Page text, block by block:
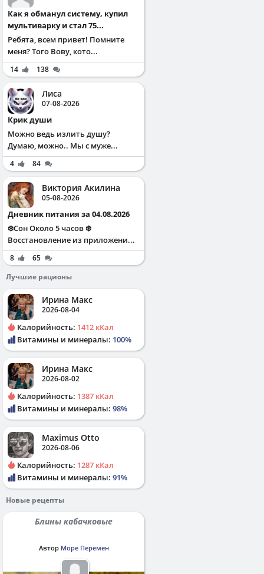
Как я обманул систему, купил
мультиварку и стал 75...
Ребята, всем привет! Помните
меня? Того Вову, кото...
14 138
Лиса
07-08-2026
Крик души
Можно ведь излить душу?
Думаю, можно.. Мы с муже...
4 84
Виктория Акилина
05-08-2026
Дневник питания за 04.08.2026
❄️Сон Около 5 часов ❄️
Восстановление из приложени...
8
65
Лучшие рационы
Ирина Макс
2026-08-04
Калорийность: 1412 кКал
Витамины и минералы: 100%
Ирина Макс
2026-08-02
Калорийность: 1387 кКал
Витамины и минералы: 98%
Maximus Otto
2026-08-06
Калорийность: 1287 кКал
Витамины и минералы: 91%
Новые рецепты
Блины кабачковые
Автор Море Перемен